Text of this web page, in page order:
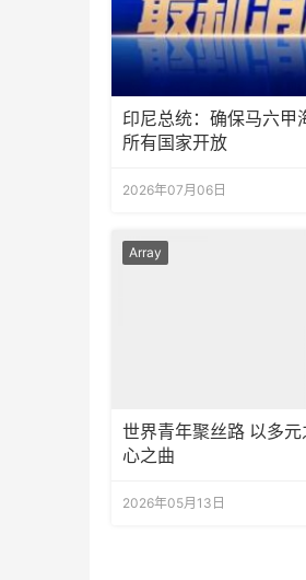
印尼总统：确保马六甲
所有国家开放
2026年07月06日
Array
世界青年聚丝路 以多元
心之曲
2026年05月13日